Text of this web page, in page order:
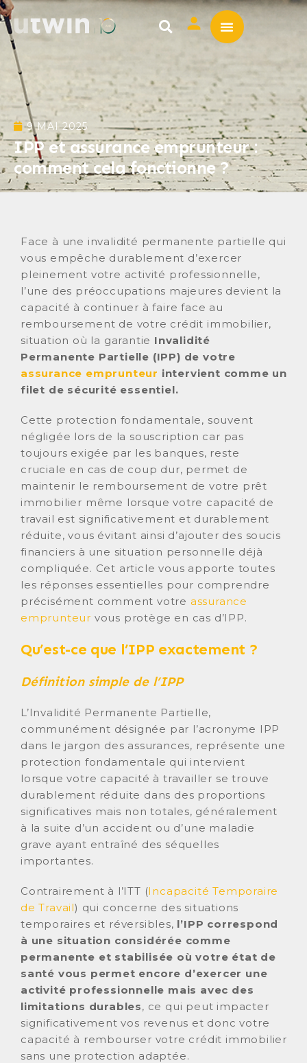
9 MAI 2025
IPP et assurance emprunteur :
comment cela fonctionne ?
Face à une invalidité permanente partielle qui
vous empêche durablement d’exercer
pleinement votre activité professionnelle,
l’une des préoccupations majeures devient la
capacité à continuer à faire face au
remboursement de votre crédit immobilier,
situation où la garantie Invalidité
Permanente Partielle (IPP) de votre
assurance emprunteur intervient comme un
filet de sécurité essentiel.
Cette protection fondamentale, souvent
négligée lors de la souscription car pas
toujours exigée par les banques, reste
cruciale en cas de coup dur, permet de
maintenir le remboursement de votre prêt
immobilier même lorsque votre capacité de
travail est significativement et durablement
réduite, vous évitant ainsi d’ajouter des soucis
financiers à une situation personnelle déjà
compliquée. Cet article vous apporte toutes
les réponses essentielles pour comprendre
précisément comment votre assurance
emprunteur vous protège en cas d’IPP.
Qu’est-ce que l’IPP exactement ?
Définition simple de l’IPP
L’Invalidité Permanente Partielle,
communément désignée par l’acronyme IPP
dans le jargon des assurances, représente une
protection fondamentale qui intervient
lorsque votre capacité à travailler se trouve
durablement réduite dans des proportions
significatives mais non totales, généralement
à la suite d’un accident ou d’une maladie
grave ayant entraîné des séquelles
importantes.
Contrairement à l’ITT (Incapacité Temporaire
de Travail) qui concerne des situations
temporaires et réversibles, l’IPP correspond
à une situation considérée comme
permanente et stabilisée où votre état de
santé vous permet encore d’exercer une
activité professionnelle mais avec des
limitations durables, ce qui peut impacter
significativement vos revenus et donc votre
capacité à rembourser votre crédit immobilier
sans une protection adaptée.